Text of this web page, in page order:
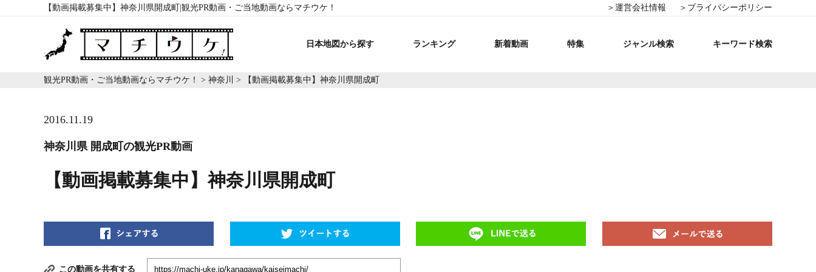
【動画掲載募集中】神奈川県開成町|観光PR動画・ご当地動画ならマチウケ！ ＞運営会社情報 ＞プライバシーポリシー
日本地図から探す ランキング 新着動画 特集 ジャンル検索 キーワード検索
観光PR動画・ご当地動画ならマチウケ！ > 神奈川 > 【動画掲載募集中】神奈川県開成町
2016.11.19
神奈川県 開成町の観光PR動画
【動画掲載募集中】神奈川県開成町
この動画を共有する